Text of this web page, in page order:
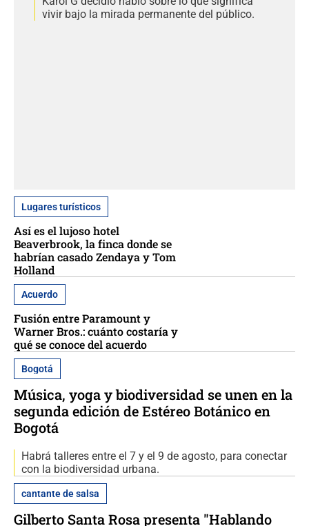
vivir bajo la mirada permanente del público.
Lugares turísticos
Así es el lujoso hotel
Beaverbrook, la finca donde se
habrían casado Zendaya y Tom
Holland
Acuerdo
Fusión entre Paramount y
Warner Bros.: cuánto costaría y
qué se conoce del acuerdo
Bogotá
Música, yoga y biodiversidad se unen en la
segunda edición de Estéreo Botánico en
Bogotá
Habrá talleres entre el 7 y el 9 de agosto, para conectar
con la biodiversidad urbana.
cantante de salsa
Gilberto Santa Rosa presenta "Hablando